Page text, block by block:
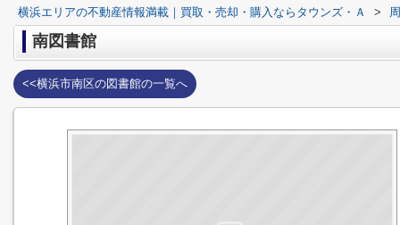
横浜エリアの不動産情報満載｜買取・売却・購入ならタウンズ・Ａ >
南図書館
<<横浜市南区の図書館の一覧へ